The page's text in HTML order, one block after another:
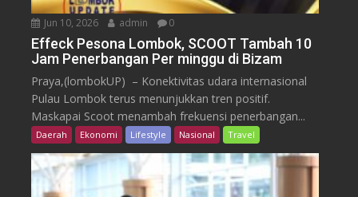
Jun 10, 2026 admin 0
Effeck Pesona Lombok, SCOOT Tambah 10
Jam Penerbangan Per minggu di Bizam
Praya,(lombokUP) – Konektivitas udara internasional
Pulau Lombok terus menunjukkan tren positif.
Maskapai Scoot menambah frekuensi penerbangan...
Daerah Ekonomi Lifestyle Nasional Travel